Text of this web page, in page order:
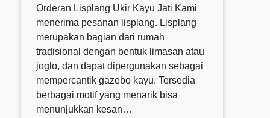
Orderan Lisplang Ukir Kayu Jati Kami
menerima pesanan lisplang. Lisplang
merupakan bagian dari rumah
tradisional dengan bentuk limasan atau
joglo, dan dapat dipergunakan sebagai
mempercantik gazebo kayu. Tersedia
berbagai motif yang menarik bisa
menunjukkan kesan…